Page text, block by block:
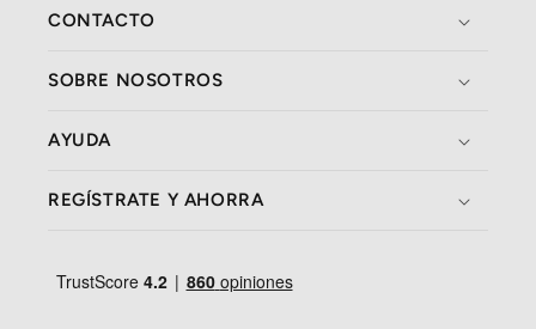
CONTACTO
SOBRE NOSOTROS
AYUDA
REGÍSTRATE Y AHORRA